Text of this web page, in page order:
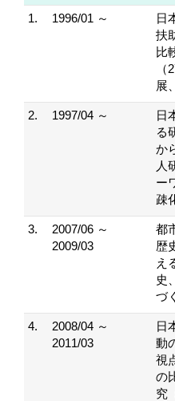
1.
1996/01 ～
日
扶
比
展
2. 1997/04 ～
日
る
か
人
ー
疎
3.
2007/06 ～
2009/03
都
歴
え
史
づ
4.
2008/04 ～
2011/03
日
動
視
の
究